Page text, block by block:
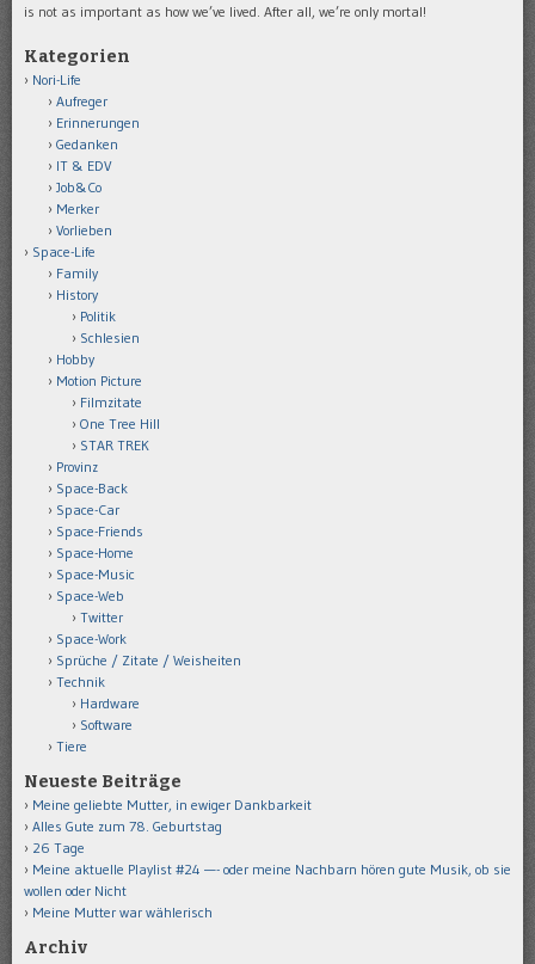
is not as important as how we’ve lived. After all, we’re only mortal!
Kategorien
Nori-Life
Aufreger
Erinnerungen
Gedanken
IT & EDV
Job&Co
Merker
Vorlieben
Space-Life
Family
History
Politik
Schlesien
Hobby
Motion Picture
Filmzitate
One Tree Hill
STAR TREK
Provinz
Space-Back
Space-Car
Space-Friends
Space-Home
Space-Music
Space-Web
Twitter
Space-Work
Sprüche / Zitate / Weisheiten
Technik
Hardware
Software
Tiere
Neueste Beiträge
Meine geliebte Mutter, in ewiger Dankbarkeit
Alles Gute zum 78. Geburtstag
26 Tage
Meine aktuelle Playlist #24 —- oder meine Nachbarn hören gute Musik, ob sie
wollen oder Nicht
Meine Mutter war wählerisch
Archiv